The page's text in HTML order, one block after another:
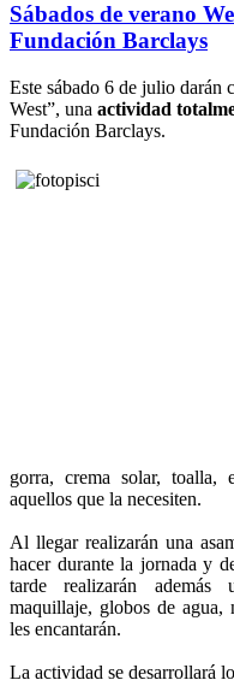
Sábados de verano
Fundación Barclays
Este sábado 6 de julio darán
West”, una actividad
Fundación Barclays.
gorra, crema solar, toalla,
aquellos que la necesiten.
Al llegar realizarán una
hacer durante la jornada y
tarde realizarán además
maquillaje, globos de agua,
les encantarán.
La actividad se desarrollará